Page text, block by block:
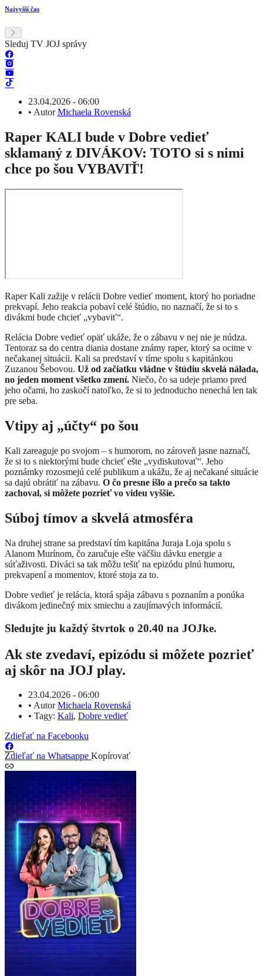
Najvyšší čas
Sleduj TV JOJ správy
23.04.2026 - 06:00
• AutorMichaela Rovenská
Raper KALI bude v Dobre vedieť
sklamaný z DIVÁKOV: TOTO si s nimi
chce po šou VYBAVIŤ!
Raper Kali zažije v relácii Dobre vedieť moment, ktorý ho poriadne
prekvapí. Jeho reakcia pobaví celé štúdio, no naznačí, že si to s
divákmi bude chcieť „vybaviť“.
Relácia Dobre vedieť opäť ukáže, že o zábavu v nej nie je núdza.
Tentoraz sa do centra diania dostane známy raper, ktorý sa ocitne v
nečakanej situácii. Kali sa predstaví v tíme spolu s kapitánkou
Zuzanou Šebovou. Už od začiatku vládne v štúdiu skvelá nálada,
no jeden moment všetko zmení. Niečo, čo sa udeje priamo pred
jeho očami, ho zaskočí natoľko, že si to jednoducho nenechá len tak
pre seba.
Vtipy aj „účty“ po šou
Kali zareaguje po svojom – s humorom, no zároveň jasne naznačí,
že si to s niektorými bude chcieť ešte „vydiskutovať“. Jeho
poznámky rozosmejú celé publikum a ukážu, že aj nečakané situácie
sa dajú obrátiť na zábavu. O čo presne išlo a prečo sa takto
zachoval, si môžete pozrieť vo videu vyššie.
Súboj tímov a skvelá atmosféra
Na druhej strane sa predstaví tím kapitána Juraja Loja spolu s
Alanom Murínom, čo zaručuje ešte väčšiu dávku energie a
súťaživosti. Diváci sa tak môžu tešiť na epizódu plnú humoru,
prekvapení a momentov, ktoré stoja za to.
Dobre vedieť je relácia, ktorá spája zábavu s poznaním a ponúka
divákom jedinečný mix smiechu a zaujímavých informácií.
Sledujte ju každý štvrtok o 20.40 na JOJke.
Ak ste zvedaví, epizódu si môžete pozrieť
aj skôr na JOJ play.
23.04.2026 - 06:00
• AutorMichaela Rovenská
• Tagy: Kali, Dobre vedieť
Zdieľať na Facebooku
Zdieľať na Whatsappe Kopírovať